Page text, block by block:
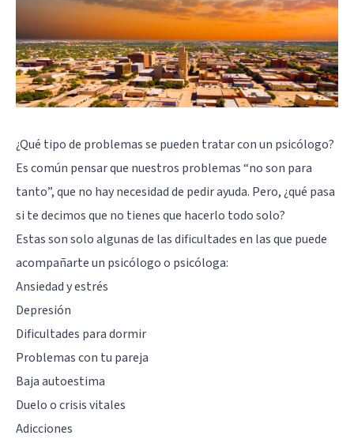
¿Qué tipo de problemas se pueden tratar con un psicólogo?
Es común pensar que nuestros problemas “no son para
tanto”, que no hay necesidad de pedir ayuda. Pero, ¿qué pasa
si te decimos que no tienes que hacerlo todo solo?
Estas son solo algunas de las dificultades en las que puede
acompañarte un psicólogo o psicóloga:
Ansiedad y estrés
Depresión
Dificultades para dormir
Problemas con tu pareja
Baja autoestima
Duelo o crisis vitales
Adicciones